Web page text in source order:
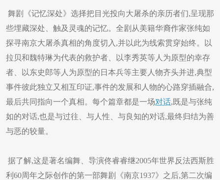
舞剧《记忆深处》选择把目光投向大屠杀的亲历者们,呈现那
些埋藏深处、触及灵魂的记忆。全剧从美籍华裔作家张纯如
探寻南京大屠杀真相的角度切入,并以此为线索贯穿始终。以
拉贝和魏特琳为代表的救护者、以李秀英等人为原型的幸存
者、以东史郎等人为原型的日本兵等主要人物齐头并进,典型
事件彼此独立又相互印证,事件的发展和人物的心路穿插融合,
最后共同指向一个真相。每个篇章都是一场对话,既是与张纯
如的对话,也是与过往、与人性、与良知的对话,最终归结为善
与恶的较量。
据了解,这是著名编舞、导演佟睿睿继2005年世界反法西斯胜
利60周年之际创作的第一部舞剧《南京1937》之后,第二次编